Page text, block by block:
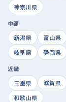
神奈川県
中部
新潟県
富山県
岐阜県
静岡県
近畿
三重県
滋賀県
和歌山県